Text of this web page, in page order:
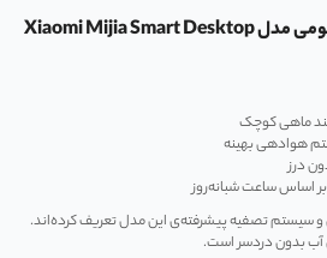
2. آکواریوم هوشمند شیائومی مدل Xiaomi Mijia Smart Desktop
ماهی کوچک
هوادهی بهینه
درز
اساس ساعت شبانه‌روز
و سیستم تصفیه پیشرفته‌ی این مدل تعریف کرده‌اند.
آب بدون دردسر است.